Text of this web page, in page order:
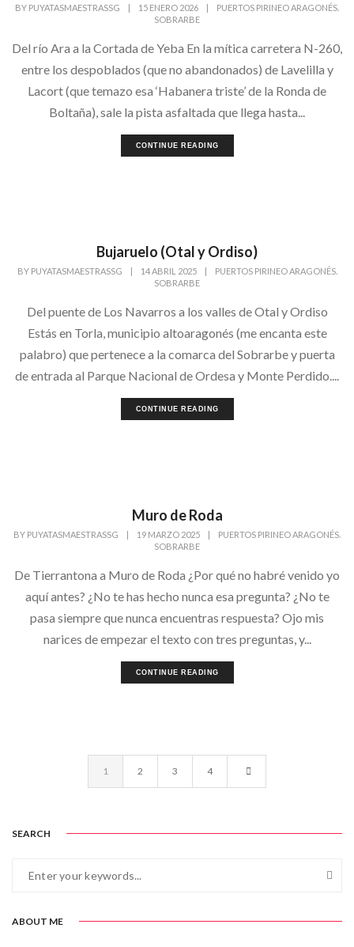
BY PUYATASMAESTRASSG 15 ENERO 2026 PUERTOS PIRINEO ARAGONÉS
SOBRARBE
Del río Ara a la Cortada de Yeba En la mítica carretera N-260,
entre los despoblados (que no abandonados) de Lavelilla y
Lacort (que temazo esa ‘Habanera triste’ de la Ronda de
Boltaña), sale la pista asfaltada que llega hasta...
CONTINUE READING
Bujaruelo (Otal y Ordiso)
BY PUYATASMAESTRASSG 14 ABRIL 2025 PUERTOS PIRINEO ARAGONÉS,
SOBRARBE
Del puente de Los Navarros a los valles de Otal y Ordiso
Estás en Torla, municipio altoaragonés (me encanta este
palabro) que pertenece a la comarca del Sobrarbe y puerta
de entrada al Parque Nacional de Ordesa y Monte Perdido....
CONTINUE READING
Muro de Roda
BY PUYATASMAESTRASSG 19 MARZO 2025 PUERTOS PIRINEO ARAGONÉS
SOBRARBE
De Tierrantona a Muro de Roda ¿Por qué no habré venido yo
aquí antes? ¿No te has hecho nunca esa pregunta? ¿No te
pasa siempre que nunca encuentras respuesta? Ojo mis
narices de empezar el texto con tres preguntas, y...
CONTINUE READING
1 2 3 4
SEARCH
ABOUT ME